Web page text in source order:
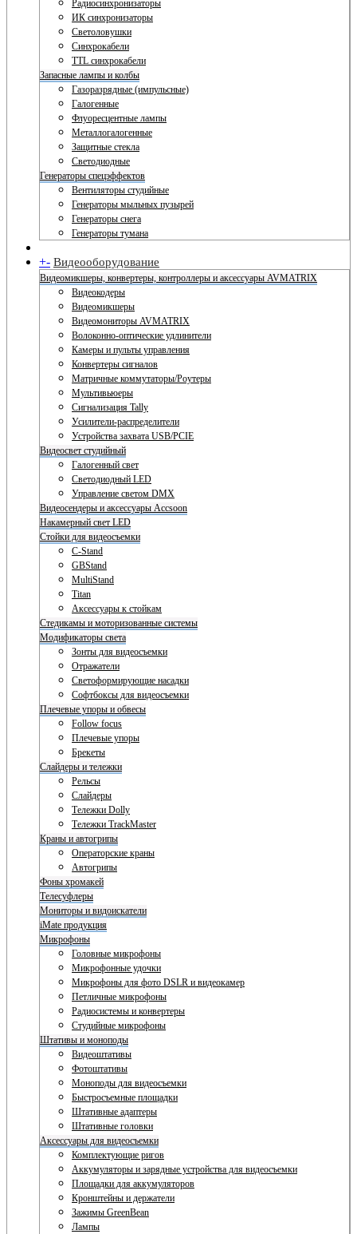
Радиосинхронизаторы
ИК синхронизаторы
Светоловушки
Синхрокабели
TTL синхрокабели
Запасные лампы и колбы
Газоразрядные (импульсные)
Галогенные
Флуоресцентные лампы
Металлогалогенные
Защитные стекла
Светодиодные
Генераторы спецэффектов
Вентиляторы студийные
Генераторы мыльных пузырей
Генераторы снега
Генераторы тумана
+- Видеооборудование
Видеомикшеры, конвертеры, контроллеры и аксессуары AVMATRIX
Видеокодеры
Видеомикшеры
Видеомониторы AVMATRIX
Волоконно-оптические удлинители
Камеры и пульты управления
Конвертеры сигналов
Матричные коммутаторы/Роутеры
Мультивьюеры
Сигнализация Tally
Усилители-распределители
Устройства захвата USB/PCIE
Видеосвет студийный
Галогенный свет
Светодиодный LED
Управление светом DMX
Видеосендеры и аксессуары Accsoon
Накамерный свет LED
Стойки для видеосъемки
C-Stand
GBStand
MultiStand
Titan
Аксессуары к стойкам
Стедикамы и моторизованные системы
Модификаторы света
Зонты для видеосъемки
Отражатели
Светоформирующие насадки
Софтбоксы для видеосъемки
Плечевые упоры и обвесы
Follow focus
Плечевые упоры
Брекеты
Слайдеры и тележки
Рельсы
Слайдеры
Тележки Dolly
Тележки TrackMaster
Краны и автогрипы
Операторские краны
Автогрипы
Фоны хромакей
Телесуфлеры
Мониторы и видоискатели
iMate продукция
Микрофоны
Головные микрофоны
Микрофонные удочки
Микрофоны для фото DSLR и видеокамер
Петличные микрофоны
Радиосистемы и конвертеры
Студийные микрофоны
Штативы и моноподы
Видеоштативы
Фотоштативы
Моноподы для видеосъемки
Быстросъемные площадки
Штативные адаптеры
Штативные головки
Аксессуары для видеосъемки
Комплектующие ригов
Аккумуляторы и зарядные устройства для видеосъемки
Площадки для аккумуляторов
Кронштейны и держатели
Зажимы GreenBean
Лампы